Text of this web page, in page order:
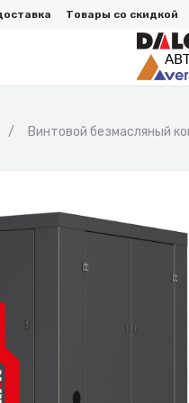
Товары со скидкой
Винтовой безмасляный